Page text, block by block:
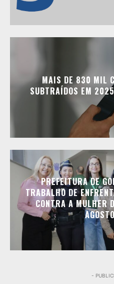
MAIS DE 830 MIL
SUBTRAÍDOS EM
PREFEITURA DE
TRABALHO DE
CONTRA A MULHER
-